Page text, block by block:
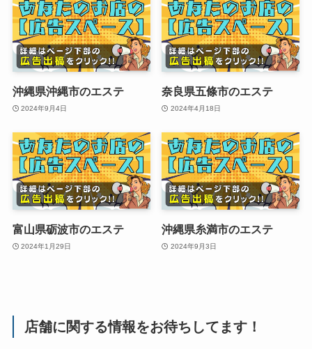
沖縄県沖縄市のエステ
2024年9月4日
奈良県五條市のエステ
2024年4月18日
富山県砺波市のエステ
2024年1月29日
沖縄県糸満市のエステ
2024年9月3日
店舗に関する情報をお待ちしてます！